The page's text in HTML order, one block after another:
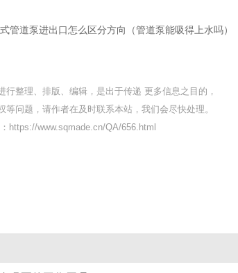
管道泵进出口怎么区分方向（管道泵能吸得上水吗）
整理、排版、编辑，是出于传递 更多信息之目的，
问题，请作者在及时联系本站，我们会尽快处理。
https://www.sqmade.cn/QA/656.html